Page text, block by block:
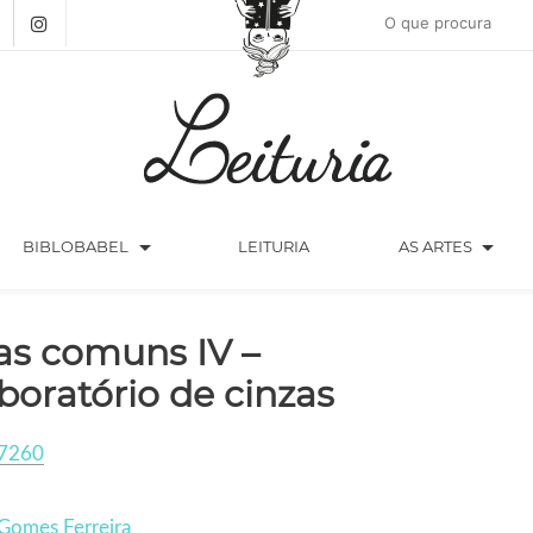
BIBLOBABEL arrow_drop_down LEITURIA AS ARTES arrow_drop_down
comuns IV –
de cinzas
Ferreira